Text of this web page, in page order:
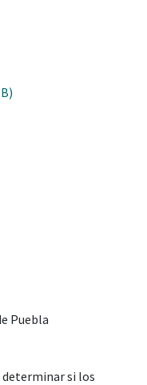
Puebla
si los